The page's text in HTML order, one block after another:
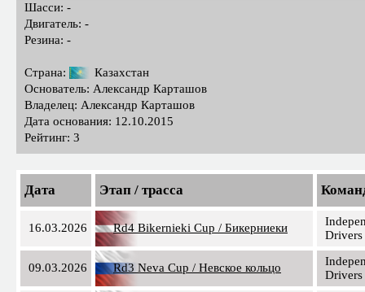
Шасси: -
Двигатель: -
Резина: -
Страна:
Казахстан
Основатель: Александр Карташов
Владелец: Александр Карташов
Дата основания: 12.10.2015
Рейтинг: 3
Дата Этап / трасса
16.03.2026 Rd4 Bikernieki Cup / Бикерниеки
Drivers
09.03.2026 Rd3 Neva Cup / Невское кольцо
Drivers